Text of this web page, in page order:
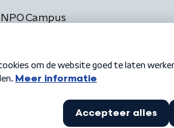
NPO Campus